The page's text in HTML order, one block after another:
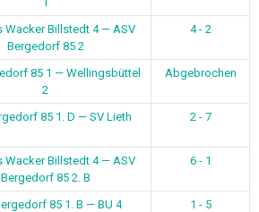
Wacker Billstedt 4 — ASV
Bergedorf 85 2
4 - 2
85 1 — Wellingsbüttel
2
Abgebrochen
85 1. D — SV Lieth 2 - 7
Wacker Billstedt 4 — ASV
Bergedorf 85 2. B
6 - 1
85 1. B — BU 4 1 - 5